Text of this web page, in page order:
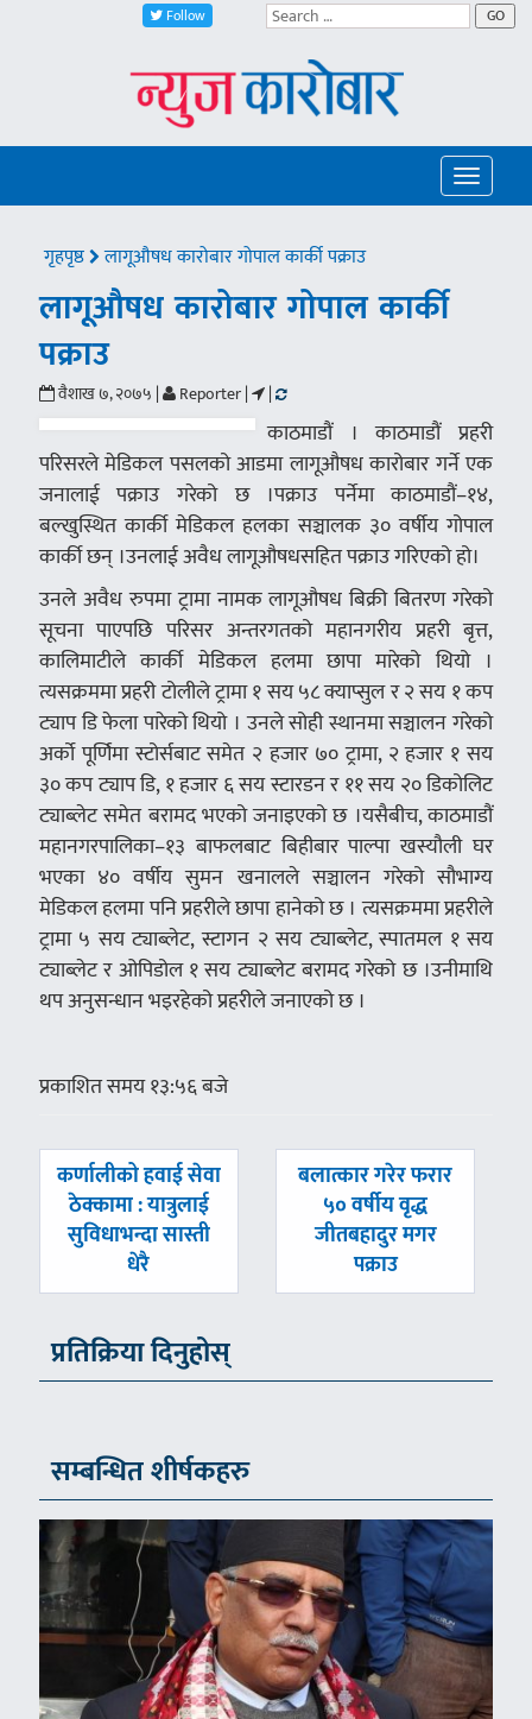
Follow GO
Toggle
गृहपृष्ठ लागूऔषध कारोबार गोपाल कार्की पक्राउ
लागूऔषध कारोबार गोपाल कार्की
पक्राउ
वैशाख ७, २०७५ | Reporter | |
काठमाडौं । काठमाडौं प्रहरी
परिसरले मेडिकल पसलको आडमा लागूऔषध कारोबार गर्ने एक
जनालाई पक्राउ गरेको छ ।पक्राउ पर्नेमा काठमाडौं–१४,
बल्खुस्थित कार्की मेडिकल हलका सञ्चालक ३० वर्षीय गोपाल
कार्की छन् ।उनलाई अवैध लागूऔषधसहित पक्राउ गरिएको हो।
उनले अवैध रुपमा ट्रामा नामक लागूऔषध बिक्री बितरण गरेको
सूचना पाएपछि परिसर अन्तरगतको महानगरीय प्रहरी बृत्त,
कालिमाटीले कार्की मेडिकल हलमा छापा मारेको थियो ।
त्यसक्रममा प्रहरी टोलीले ट्रामा १ सय ५८ क्याप्सुल र २ सय १ कप
ट्याप डि फेला पारेको थियो । उनले सोही स्थानमा सञ्चालन गरेको
अर्को पूर्णिमा स्टोर्सबाट समेत २ हजार ७० ट्रामा, २ हजार १ सय
३० कप ट्याप डि, १ हजार ६ सय स्टारडन र ११ सय २० डिकोलिट
ट्याब्लेट समेत बरामद भएको जनाइएको छ ।यसैबीच, काठमाडौं
महानगरपालिका–१३ बाफलबाट बिहीबार पाल्पा खस्यौली घर
भएका ४० वर्षीय सुमन खनालले सञ्चालन गरेको सौभाग्य
मेडिकल हलमा पनि प्रहरीले छापा हानेको छ । त्यसक्रममा प्रहरीले
ट्रामा ५ सय ट्याब्लेट, स्टागन २ सय ट्याब्लेट, स्पातमल १ सय
ट्याब्लेट र ओपिडोल १ सय ट्याब्लेट बरामद गरेको छ ।उनीमाथि
थप अनुसन्धान भइरहेको प्रहरीले जनाएको छ ।
प्रकाशित समय १३:५६ बजे
पछिल्लाे
कर्णालीको हवाई सेवा
ठेक्कामा : यात्रुलाई
सुविधाभन्दा सास्ती
धेरै
अघिल्लाे
बलात्कार गरेर फरार
५० वर्षीय वृद्ध
जीतबहादुर मगर
पक्राउ
प्रतिक्रिया दिनुहोस्
सम्बन्धित शीर्षकहरु